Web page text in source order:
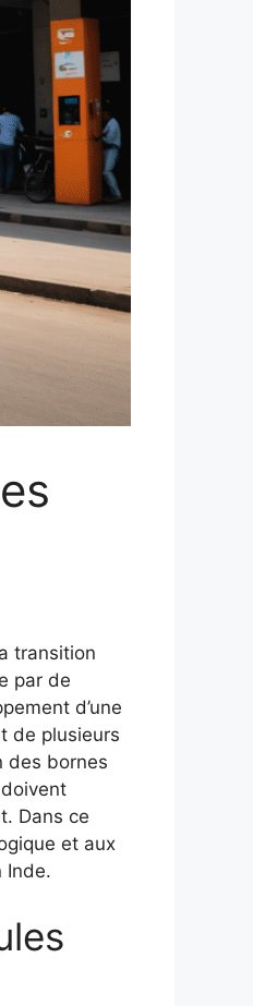
transition
par de
d’une
de plusieurs
des bornes
Dans ce
et aux
Inde.